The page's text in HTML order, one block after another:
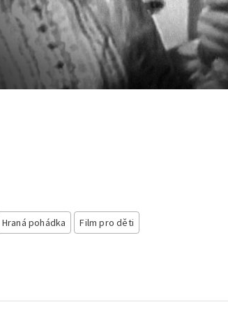
Hraná pohádka Film pro děti